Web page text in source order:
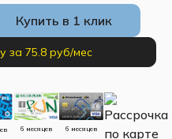
Купить в 1 клик
за 75.8 руб/мес
6 месяцев 6 месяцев